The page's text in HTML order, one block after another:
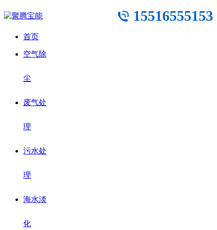
15516555153
首页
空气除
尘
废气处
理
污水处
理
海水淡
化